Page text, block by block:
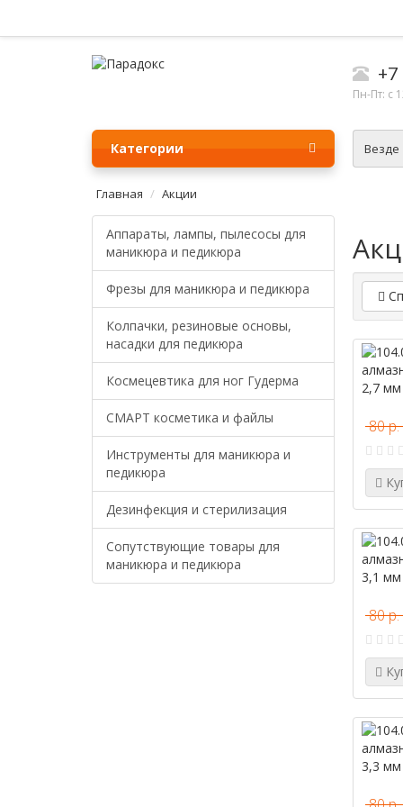
Пн-Пт: с
Везде
Категории
Главная Акции
Аппараты, лампы, пылесосы для
маникюра и педикюра
Фрезы для маникюра и педикюра
Колпачки, резиновые основы,
насадки для педикюра
Космецевтика для ног Гудерма
СМАРТ косметика и файлы
Инструменты для маникюра и
педикюра
Дезинфекция и стерилизация
Сопутствующие товары для
маникюра и педикюра
80 р.
80 р.